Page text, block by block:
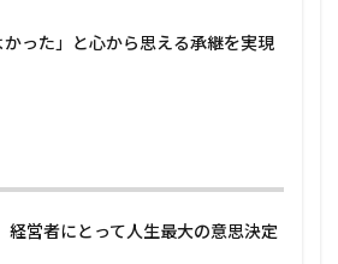
った」と心から思える承継を実現
経営者にとって人生最大の意思決定